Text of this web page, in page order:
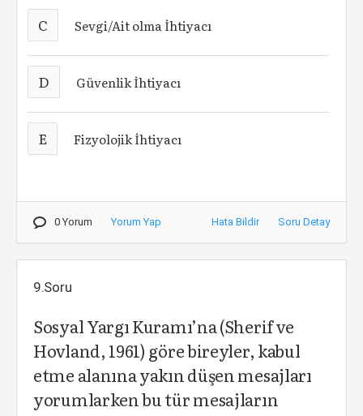
C Sevgi/Ait olma İhtiyacı
D Güvenlik İhtiyacı
E Fizyolojik İhtiyacı
0 Yorum Yorum Yap Hata Bildir Soru Detay
9.Soru
Sosyal Yargı Kuramı’na (Sherif ve
Hovland, 1961) göre bireyler, kabul
etme alanına yakın düşen mesajları
yorumlarken bu tür mesajların